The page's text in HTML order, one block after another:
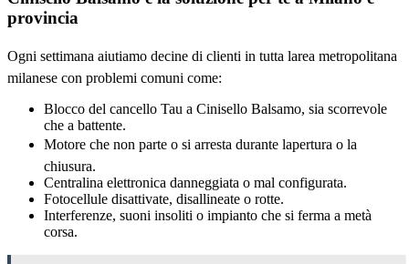
provincia
Ogni settimana aiutiamo decine di clienti in tutta larea metropolitana
milanese con problemi comuni come:
Blocco del cancello Tau a Cinisello Balsamo, sia scorrevole
che a battente.
Motore che non parte o si arresta durante lapertura o la
chiusura.
Centralina elettronica danneggiata o mal configurata.
Fotocellule disattivate, disallineate o rotte.
Interferenze, suoni insoliti o impianto che si ferma a metà
corsa.